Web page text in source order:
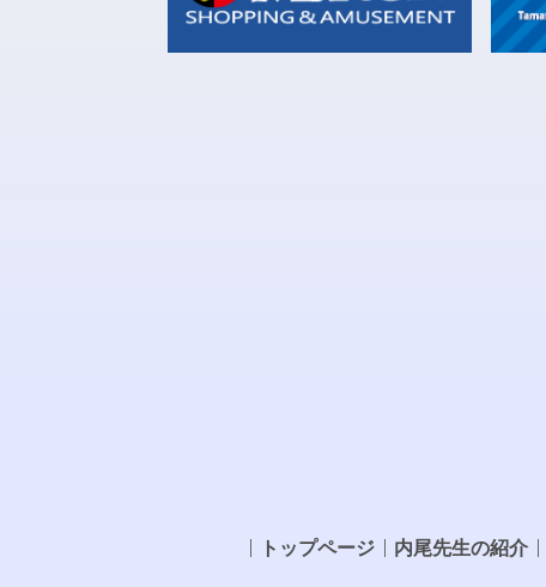
トップページ 内尾先生の紹介